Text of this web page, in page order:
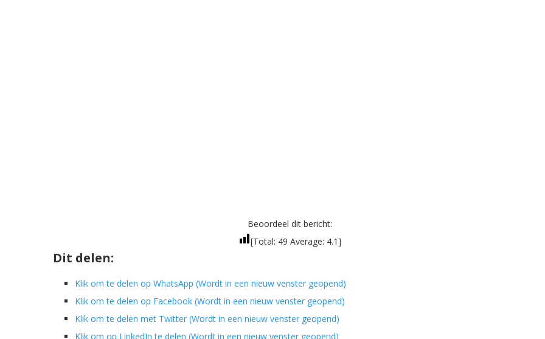
Beoordeel dit bericht:
[Total: 49 Average: 4.1]
Dit delen:
Klik om te delen op WhatsApp (Wordt in een nieuw venster geopend)
Klik om te delen op Facebook (Wordt in een nieuw venster geopend)
Klik om te delen met Twitter (Wordt in een nieuw venster geopend)
Klik om op LinkedIn te delen (Wordt in een nieuw venster geopend)